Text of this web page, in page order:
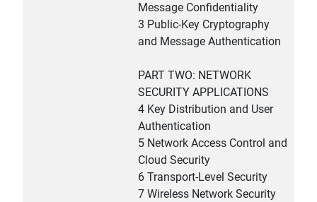
Message Confidentiality
3 Public-Key Cryptography
and Message Authentication
PART TWO: NETWORK
SECURITY APPLICATIONS
4 Key Distribution and User
Authentication
5 Network Access Control and
Cloud Security
6 Transport-Level Security
7 Wireless Network Security